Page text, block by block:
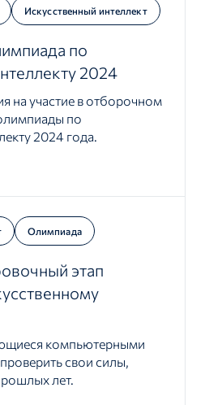
Искусственный интеллект
по
2024
на участие в отборочном
по
2024 года.
Олимпиада
этап
компьютерными
свои силы,
лет.